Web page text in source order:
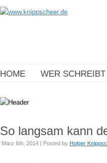
HOME WER
So langsam kann
März 6th, 2014 | Posted by Holger